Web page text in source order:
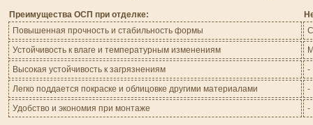
Преимущества ОСП при отделке:
Повышенная прочность и стабильность формы
Устойчивость к влаге и температурным изменениям
Высокая устойчивость к загрязнениям
-
Легко поддается покраске и облицовке другими материалами
-
Удобство и экономия при монтаже
-